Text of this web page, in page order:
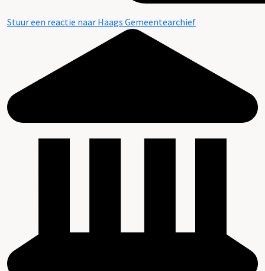
Stuur een reactie naar Haags Gemeentearchief